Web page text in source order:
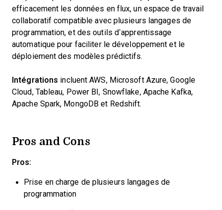
efficacement les données en flux, un espace de travail
collaboratif compatible avec plusieurs langages de
programmation, et des outils d’apprentissage
automatique pour faciliter le développement et le
déploiement des modèles prédictifs.
Intégrations incluent AWS, Microsoft Azure, Google
Cloud, Tableau, Power BI, Snowflake, Apache Kafka,
Apache Spark, MongoDB et Redshift.
Pros and Cons
Pros:
Prise en charge de plusieurs langages de
programmation